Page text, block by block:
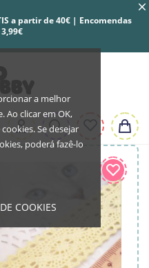
a melhor
Ao clicar em OK,
Se desejar
poderá fazê-lo
COOKIES
a partir de 40€ | Encomendas